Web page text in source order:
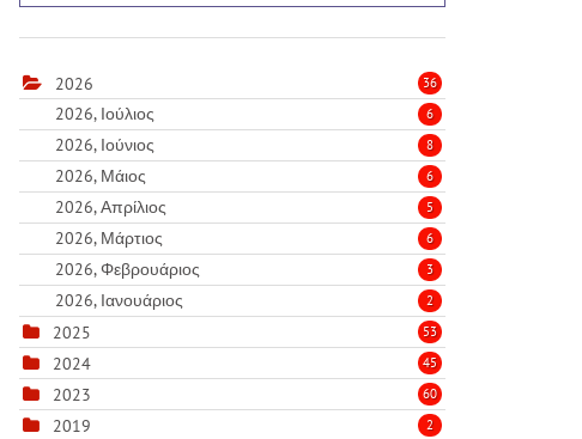
2026 36
2026, Ιούλιος 6
2026, Ιούνιος 8
2026, Μάιος 6
2026, Απρίλιος 5
2026, Μάρτιος 6
2026, Φεβρουάριος 3
2026, Ιανουάριος 2
2025 53
2024 45
2023 60
2019 2